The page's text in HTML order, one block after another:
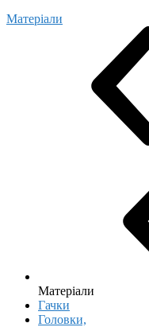
Матеріали
Матеріали
Гачки
Головки,